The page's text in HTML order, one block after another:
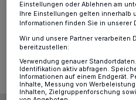
18.11.2024 , 13:20 Uhr 2
Einstellungen oder Ablehnen am
Ihre Einstellungen gelten innerhalb
Informationen finden Sie in unserer
Wir und unsere Partner verarbeiten
bereitzustellen:
Verwendung genauer
Identifikation aktiv abfragen.
Informationen auf einem Endgerät.
Inhalte, Messung von
Inhalten, Zielgruppenforschung